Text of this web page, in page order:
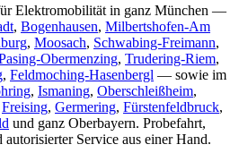
Elektromobilität in ganz München —
, Bogenhausen, Milbertshofen-Am
, Moosach, Schwabing-Freimann,
Obermenzing, Trudering-Riem,
, Feldmoching-Hasenbergl — sowie im
, Ismaning, Oberschleißheim,
Freising, Germering, Fürstenfeldbruck,
und ganz Oberbayern. Probefahrt,
Service aus einer Hand.